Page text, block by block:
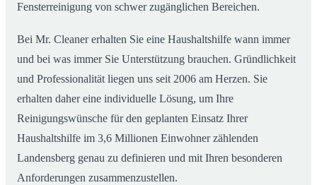
Fensterreinigung von schwer zugänglichen Bereichen.
Bei Mr. Cleaner erhalten Sie eine Haushaltshilfe wann immer
und bei was immer Sie Unterstützung brauchen. Gründlichkeit
und Professionalität liegen uns seit 2006 am Herzen. Sie
erhalten daher eine individuelle Lösung, um Ihre
Reinigungswünsche für den geplanten Einsatz Ihrer
Haushaltshilfe im 3,6 Millionen Einwohner zählenden
Landensberg genau zu definieren und mit Ihren besonderen
Anforderungen zusammenzustellen.